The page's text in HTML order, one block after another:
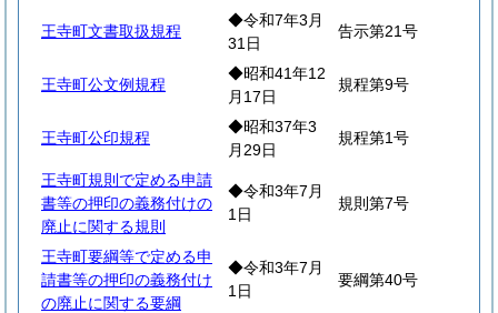
王寺町文書取扱規程
◆令和7年3月
31日
告示第21号
王寺町公文例規程
◆昭和41年12
月17日
規程第9号
王寺町公印規程
◆昭和37年3
月29日
規程第1号
王寺町規則で定める申請
書等の押印の義務付けの
廃止に関する規則
◆令和3年7月
1日
規則第7号
王寺町要綱等で定める申
請書等の押印の義務付け
の廃止に関する要綱
◆令和3年7月
1日
要綱第40号